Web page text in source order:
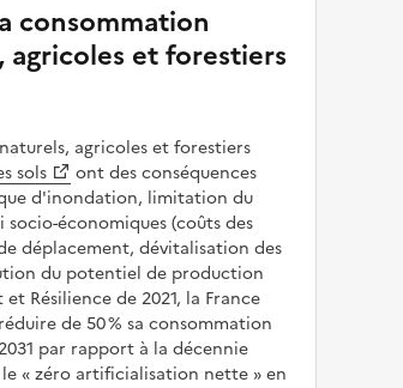
consommation
agricoles et forestiers
agricoles et forestiers
sols
ont des conséquences
d'inondation, limitation du
socio-économiques (coûts des
déplacement, dévitalisation des
du potentiel de production
Résilience de 2021, la France
de 50 % sa consommation
par rapport à la décennie
zéro artificialisation nette en